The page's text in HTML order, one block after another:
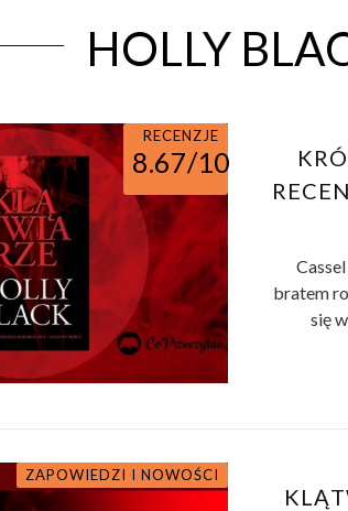
HOLLY
RECENZJE
8.67/10
bratem
się
ZAPOWIEDZI I NOWOŚCI